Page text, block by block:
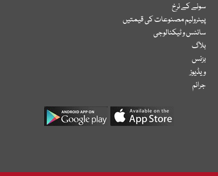
سونے کے نرخ
پیٹرولیم مصنوعات کی قیمتیں
سائنس و ٹیکنالوجی
بلاگ
بزنس
ویڈیوز
جرائم